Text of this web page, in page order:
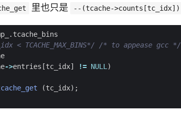
里也只是 --(tcache->counts[tc_idx])
. tcache_bins
< TCACHE_MAX_BINS*/
/* to appease gcc */
->entries [tc_idx] != NULL )
(tc_idx);